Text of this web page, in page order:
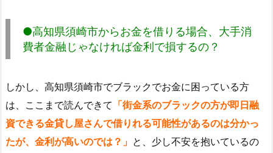
●高知県須崎市からお金を借りる場合、大手消
費者金融じゃなければ金利で損するの？
しかし、高知県須崎市でブラックでお金に困っている方
は、ここまで読んできて 「街金系のブラックの方が即日融
資できる金貸し屋さんで借りれる可能性があるのは分かっ
たが、金利が高いのでは？」 と、少し不安を抱いているの